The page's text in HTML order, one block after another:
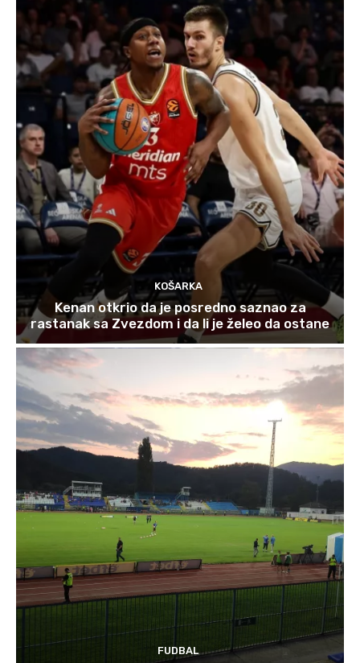
KOŠARKA
Kenan otkrio da je posredno saznao za
rastanak sa Zvezdom i da li je želeo da ostane
FUDBAL